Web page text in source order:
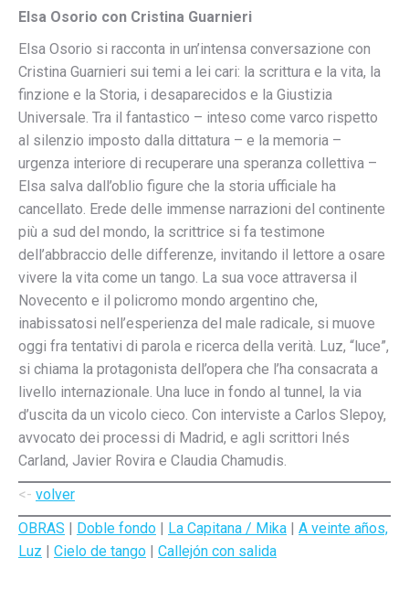
Elsa Osorio con Cristina Guarnieri
Elsa Osorio si racconta in un’intensa conversazione con
Cristina Guarnieri sui temi a lei cari: la scrittura e la vita, la
finzione e la Storia, i desaparecidos e la Giustizia
Universale. Tra il fantastico – inteso come varco rispetto
al silenzio imposto dalla dittatura – e la memoria –
urgenza interiore di recuperare una speranza collettiva –
Elsa salva dall’oblio figure che la storia ufficiale ha
cancellato. Erede delle immense narrazioni del continente
più a sud del mondo, la scrittrice si fa testimone
dell’abbraccio delle differenze, invitando il lettore a osare
vivere la vita come un tango. La sua voce attraversa il
Novecento e il policromo mondo argentino che,
inabissatosi nell’esperienza del male radicale, si muove
oggi fra tentativi di parola e ricerca della verità. Luz, “luce”,
si chiama la protagonista dell’opera che l’ha consacrata a
livello internazionale. Una luce in fondo al tunnel, la via
d’uscita da un vicolo cieco. Con interviste a Carlos Slepoy,
avvocato dei processi di Madrid, e agli scrittori Inés
Carland, Javier Rovira e Claudia Chamudis.
<- volver
OBRAS | Doble fondo | La Capitana / Mika | A veinte años,
Luz | Cielo de tango | Callejón con salida